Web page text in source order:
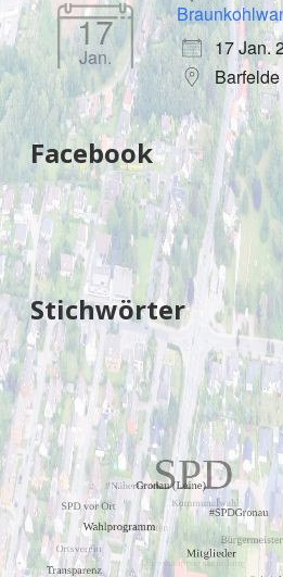
17
Jan.
17 Jan.
Barfelde
Facebook
Stichwörter